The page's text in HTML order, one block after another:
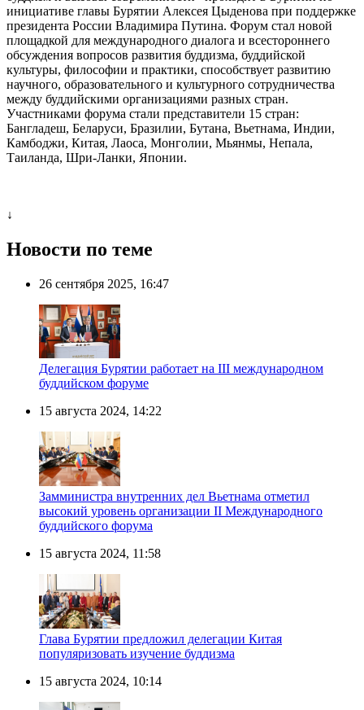
инициативе главы Бурятии Алексея Цыденова при поддержке
президента России Владимира Путина. Форум стал новой
площадкой для международного диалога и всестороннего
обсуждения вопросов развития буддизма, буддийской
культуры, философии и практики, способствует развитию
научного, образовательного и культурного сотрудничества
между буддийскими организациями разных стран.
Участниками форума стали представители 15 стран:
Бангладеш, Беларуси, Бразилии, Бутана, Вьетнама, Индии,
Камбоджи, Китая, Лаоса, Монголии, Мьянмы, Непала,
Таиланда, Шри-Ланки, Японии.
↓
Новости по теме
26 сентября 2025, 16:47
Делегация Бурятии работает на III международном
буддийском форуме
15 августа 2024, 14:22
Замминистра внутренних дел Вьетнама отметил
высокий уровень организации II Международного
буддийского форума
15 августа 2024, 11:58
Глава Бурятии предложил делегации Китая
популяризовать изучение буддизма
15 августа 2024, 10:14